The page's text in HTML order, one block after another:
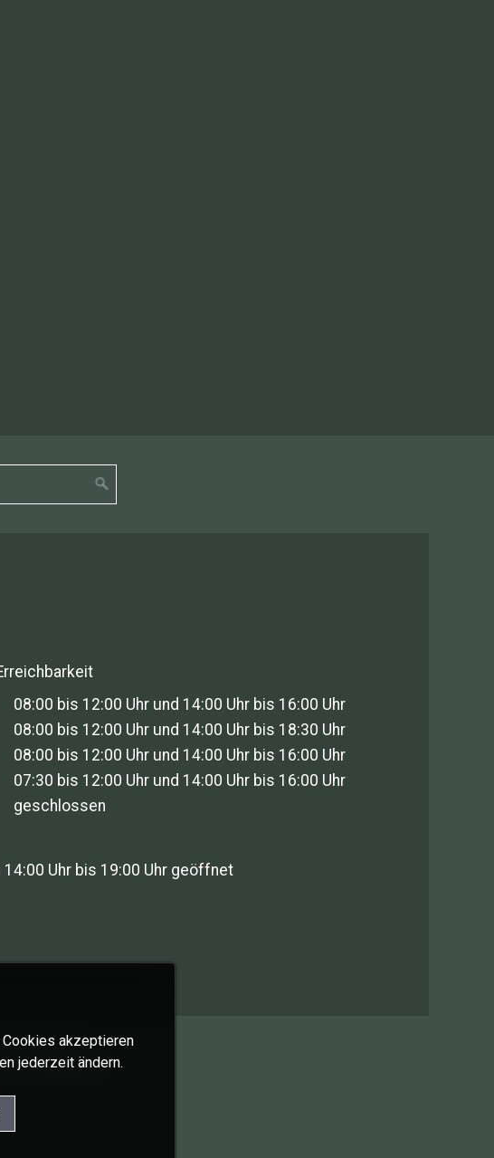
08:00 bis 12:00 Uhr und 14:00 Uhr bis 16:00 Uhr
08:00 bis 12:00 Uhr und 14:00 Uhr bis 18:30 Uhr
08:00 bis 12:00 Uhr und 14:00 Uhr bis 16:00 Uhr
07:30 bis 12:00 Uhr und 14:00 Uhr bis 16:00 Uhr
geschlossen
Uhr bis 19:00 Uhr geöffnet
akzeptieren
jederzeit ändern.